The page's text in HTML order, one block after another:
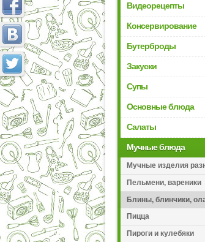
Видеорецепты
Консервирование
Бутерброды
Закуски
Супы
Основные блюда
Салаты
Мучные блюда
Мучные изделия
Пельмени, вареники
Блины, блинчики,
Пицца
Пироги и кулебяки